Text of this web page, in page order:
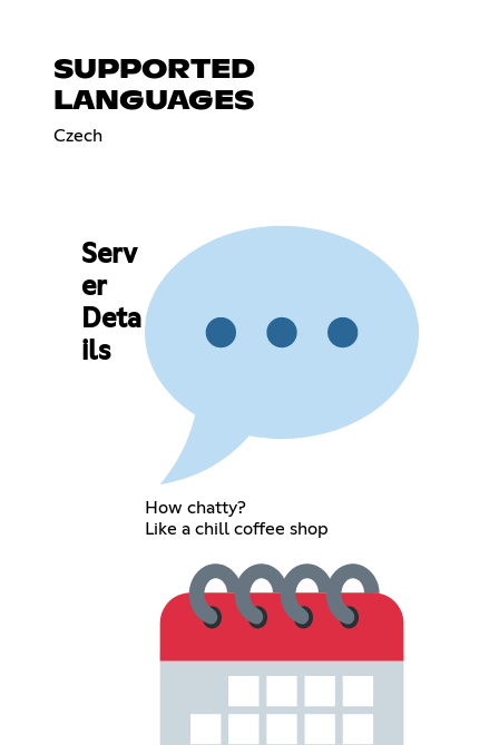
SUPPORTED
LANGUAGES
Czech
Serv
er
Deta
ils
How chatty?
Like a chill coffee shop